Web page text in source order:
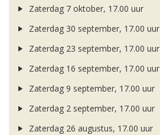
Zaterdag 7 oktober, 17.00 uur
Zaterdag 30 september, 17.00 uur
Zaterdag 23 september, 17.00 uur
Zaterdag 16 september, 17.00 uur
Zaterdag 9 september, 17.00 uur
Zaterdag 2 september, 17.00 uur
Zaterdag 26 augustus, 17.00 uur